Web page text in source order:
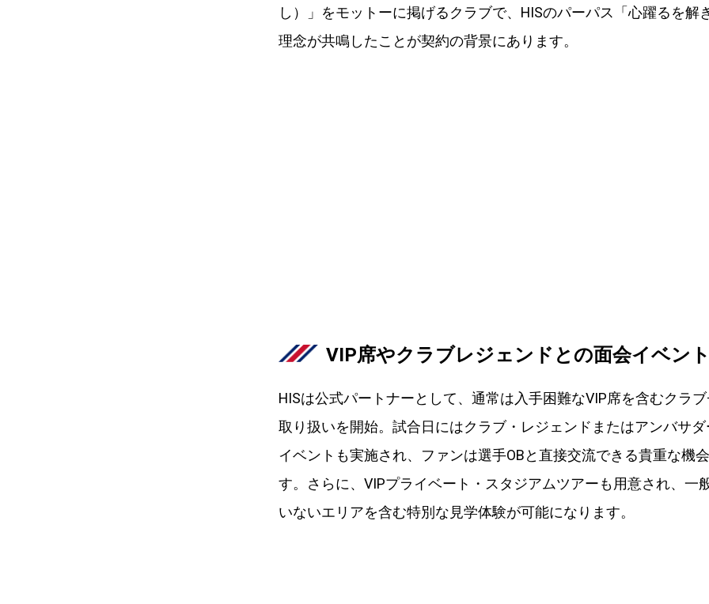
し）」をモットーに掲げるクラブで、HISのパーパス「心躍るを解
理念が共鳴したことが契約の背景にあります。
VIP席やクラブレジェンドとの面会イベン
HISは公式パートナーとして、通常は入手困難なVIP席を含むクラ
取り扱いを開始。試合日にはクラブ・レジェンドまたはアンバサ
イベントも実施され、ファンは選手OBと直接交流できる貴重な機
す。さらに、VIPプライベート・スタジアムツアーも用意され、一
いないエリアを含む特別な見学体験が可能になります。